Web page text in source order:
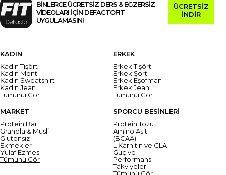
BİNLERCE ÜCRETSİZ DERS & EGZERSİZ
VİDEOLARI İÇİN DEFACTOFIT
UYGULAMASINI
ÜCRETSİZ
İNDİR
KADIN
Kadın Tişört
Kadın Mont
Kadın Sweatshirt
Kadın Jean
Tümünü Gör
ERKEK
Erkek Tişört
Erkek Şort
Erkek Eşofman
Erkek Jean
Tümünü Gör
MARKET
Protein Bar
Granola & Müsli
Glutensiz
Ekmekler
Yulaf Ezmesi
Tümünü Gör
SPORCU BESİNLERİ
Protein Tozu
Amino Asit
(BCAA)
L Karnitin ve CLA
Güç ve
Performans
Takviyeleri
Tümünü Gör